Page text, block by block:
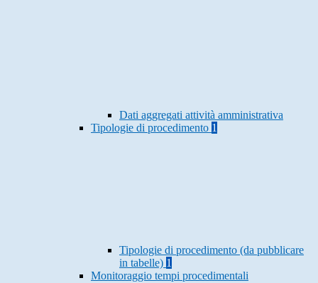
Dati aggregati attività amministrativa
Tipologie di procedimento 1
Tipologie di procedimento (da pubblicare
in tabelle) 1
Monitoraggio tempi procedimentali